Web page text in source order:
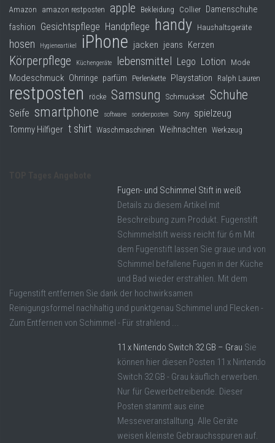
Amazon amazon restposten apple Bekleidung Collier Damenschuhe
fashion Gesichtspflege Handpflege handy Haushaltsgeräte
hosen Hygieneartikel iPhone jacken jeans Kerzen
Körperpflege Küchengeräte lebensmittel Lego Lotion Mode
Modeschmuck Ohrringe parfüm Perlenkette Playstation Ralph Lauren
restposten röcke Samsung Schmuckset Schuhe
Seife smartphone software sonderposten Sony spielzeug
Tommy Hilfiger t shirt Waschmaschinen Weihnachten Werkzeug
Fugen- und Schimmel Stift in weiß
Details zu diesem Artikel mit
Beschreibung zum Produkt. Fugenstift
Schimmelstift weiss reicht für 6 m Mit
dem Fugenstift lassen Sie graue und von
Schimmel befallene Fugen in der Küche
und Bad wieder erstrahlen. Mit dem
Fugenstift entfernen Sie dank der hochwirksamen
Reinigungsformel nachhaltig und punktgenau Schimmel und Flecken -
Zum Entfernen von Schimmel - Für strahlend ...
11 x Nintendo Switch 32 GB – Grau Sie
können hier diesen Posten 11 x Nintendo
Switch 32 GB - Grau käuflich erwerben.
Nur für Gewerbetreibende. Dieser
Posten stammt aus eine
Messeveranstalltung. Alle Geräte
weisen kleinste Gebrauchsspuren auf.